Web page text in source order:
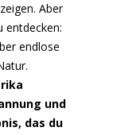
Aber
entdecken:
endlose
und
das du